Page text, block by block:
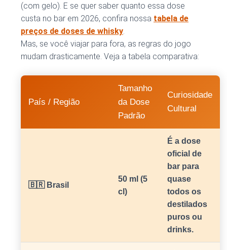
(com gelo). E se quer saber quanto essa dose
custa no bar em 2026, confira nossa tabela de
preços de doses de whisky.
Mas, se você viajar para fora, as regras do jogo
mudam drasticamente. Veja a tabela comparativa:
País / Região
Tamanho
da Dose
Padrão
Curiosidade
Cultural
🇧🇷 Brasil
50 ml (5
cl)
É a dose
oficial de
bar para
quase
todos os
destilados
puros ou
drinks.